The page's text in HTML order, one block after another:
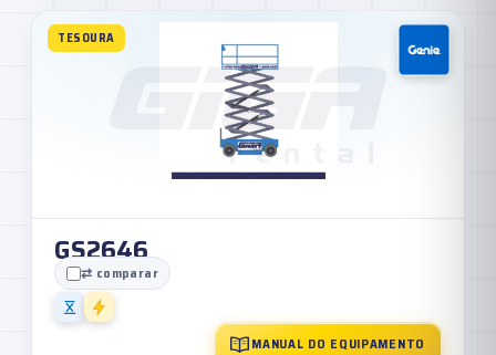
TESOURA
GS2646
⇄ comparar
MANUAL DO EQUIPAMENTO